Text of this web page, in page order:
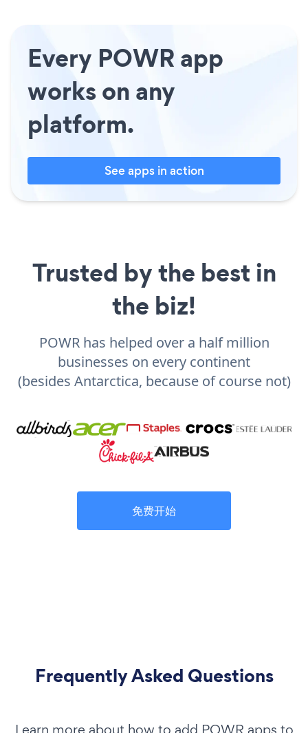
Every POWR app
works on any
platform.
See apps in action
Trusted by the best in
the biz!
POWR has helped over a half million
businesses on every continent
(besides Antarctica, because of course not)
免费开始
Frequently Asked Questions